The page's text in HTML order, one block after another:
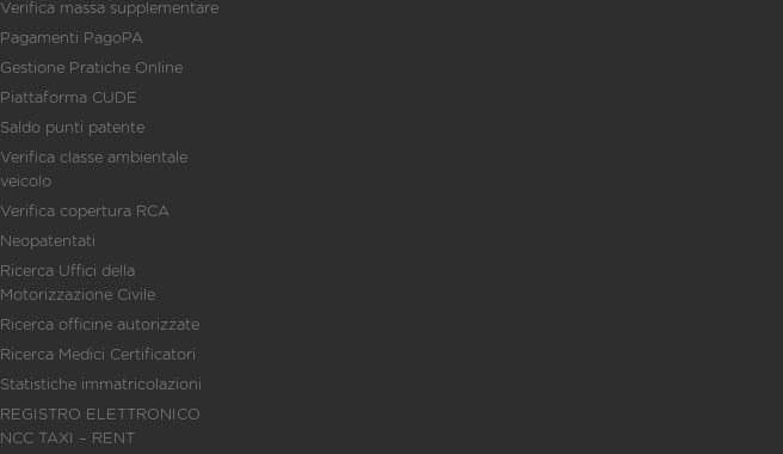
Verifica massa supplementare
Pagamenti PagoPA
Gestione Pratiche Online
Piattaforma CUDE
Saldo punti patente
Verifica classe ambientale
veicolo
Verifica copertura RCA
Neopatentati
Ricerca Uffici della
Motorizzazione Civile
Ricerca officine autorizzate
Ricerca Medici Certificatori
Statistiche immatricolazioni
REGISTRO ELETTRONICO
NCC TAXI – RENT